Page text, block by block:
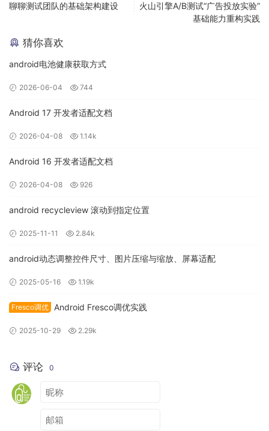
Spring cloud Gateway发出请求。然后再由Gateway
Handler Mapping中找到与请 求相匹配的路由，将其发送到
新建模块service_gateway
service_utils
org.springframework.cloud
com.alibaba.cloud
聊聊测试团队的基础架构建设
火山引擎A/B测试“广告投放实验”
基础能力重构实践
猜你喜欢
android电池健康获取方式
2026-06-04 744
Android 17 开发者适配文档
2026-04-08 1.14k
Android 16 开发者适配文档
2026-04-08 926
android recycleview 滚动到指定位置
2025-11-11 2.84k
android动态调整控件尺寸、图片压缩与缩放、屏幕适配
2025-05-16 1.19k
Fresco调优 Android Fresco调优实践
2025-10-29 2.29k
评论 0